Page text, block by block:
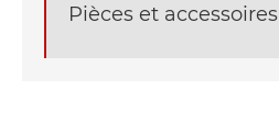
Pièces et accessoires